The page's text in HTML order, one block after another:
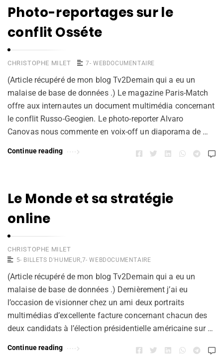
Photo-reportages sur le
conflit Osséte
CHRISTOPHE MILET 7- WEBDOCUMENTAIRE
(Article récupéré de mon blog Tv2Demain qui a eu un
malaise de base de données .) Le magazine Paris-Match
offre aux internautes un document multimédia concernant
le conflit Russo-Geogien. Le photo-reporter Alvaro
Canovas nous commente en voix-off un diaporama de …
Continue reading
Le Monde et sa stratégie
online
CHRISTOPHE MILET
5- BILLETS D'HUMEUR,7- WEBDOCUMENTAIRE
(Article récupéré de mon blog Tv2Demain qui a eu un
malaise de base de données .) Dernièrement j’ai eu
l’occasion de visionner chez un ami deux portraits
multimédias d’excellente facture concernant chacun des
deux candidats à l’élection présidentielle américaine sur …
Continue reading